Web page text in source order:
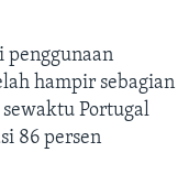
penggunaan
hampir sebagian
Portugal
86 persen